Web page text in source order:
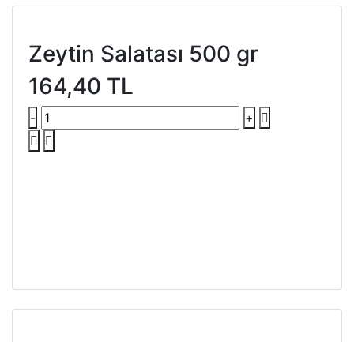
Zeytin Salatası 500 gr
164,40 TL
- +